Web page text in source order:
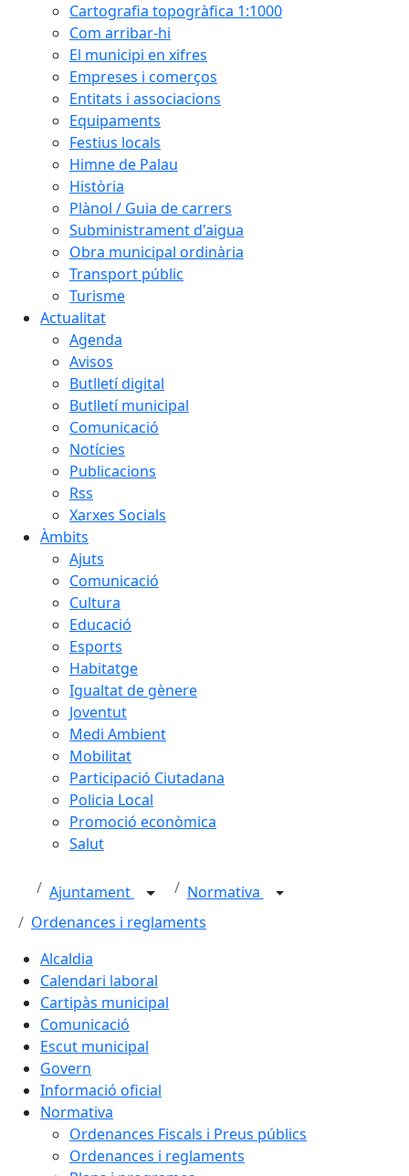
Cartografia topogràfica 1:1000
Com arribar-hi
El municipi en xifres
Empreses i comerços
Entitats i associacions
Equipaments
Festius locals
Himne de Palau
Història
Plànol / Guia de carrers
Subministrament d'aigua
Obra municipal ordinària
Transport públic
Turisme
Actualitat
Agenda
Avisos
Butlletí digital
Butlletí municipal
Comunicació
Notícies
Publicacions
Rss
Xarxes Socials
Àmbits
Ajuts
Comunicació
Cultura
Educació
Esports
Habitatge
Igualtat de gènere
Joventut
Medi Ambient
Mobilitat
Participació Ciutadana
Policia Local
Promoció econòmica
Salut
Ajuntament
Normativa
Ordenances i reglaments
Alcaldia
Calendari laboral
Cartipàs municipal
Comunicació
Escut municipal
Govern
Informació oficial
Normativa
Ordenances Fiscals i Preus públics
Ordenances i reglaments